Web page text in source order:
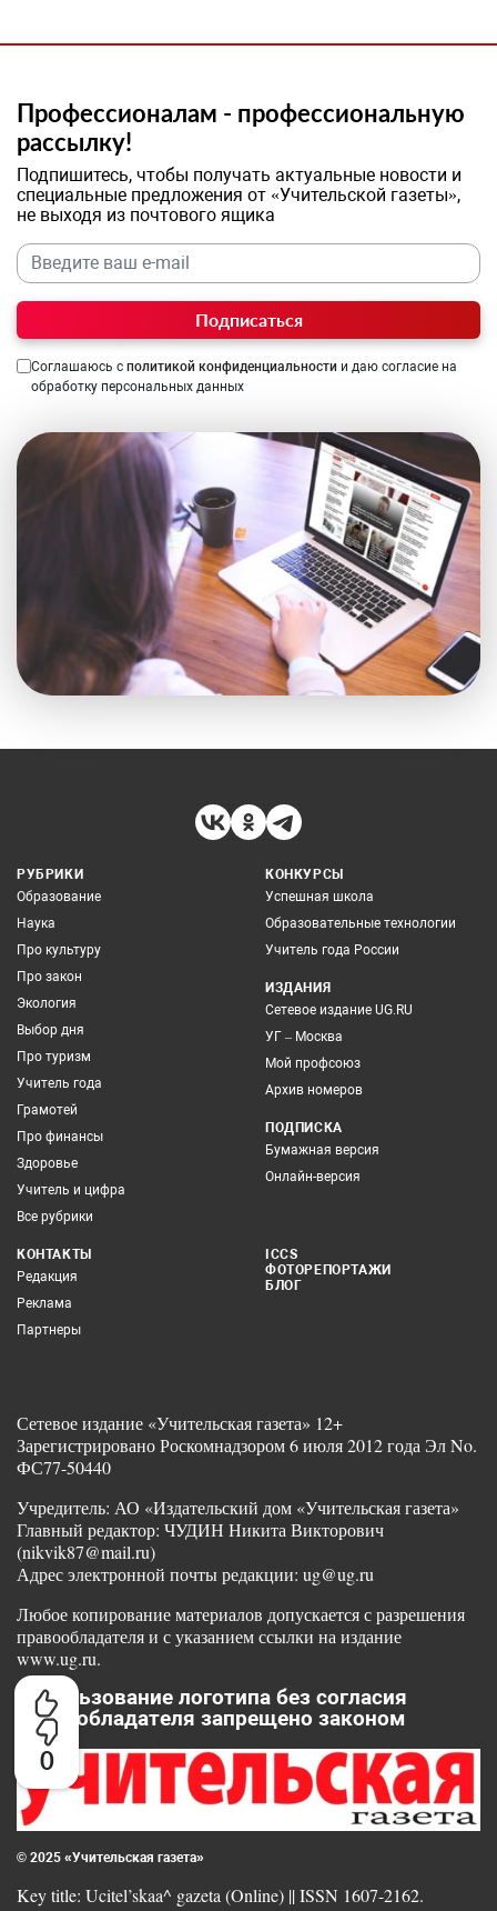
0
Профессионалам - профессиональную
рассылку!
Подпишитесь, чтобы получать актуальные новости и
специальные предложения от «Учительской газеты»,
не выходя из почтового ящика
Подписаться
Соглашаюсь с политикой конфиденциальности и даю согласие на
обработку персональных данных
РУБРИКИ
Образование
Наука
Про культуру
Про закон
Экология
Выбор дня
Про туризм
Учитель года
Грамотей
Про финансы
Здоровье
Учитель и цифра
Все рубрики
КОНКУРСЫ
Успешная школа
Образовательные технологии
Учитель года России
ИЗДАНИЯ
Сетевое издание UG.RU
УГ – Москва
Мой профсоюз
Архив номеров
ПОДПИСКА
Бумажная версия
Онлайн-версия
КОНТАКТЫ
Редакция
Реклама
Партнеры
ICCS
ФОТОРЕПОРТАЖИ
БЛОГ
Сетевое издание «Учительская газета» 12+
Зарегистрировано Роскомнадзором 6 июля 2012 года Эл No.
ФС77-50440
Учредитель: АО «Издательский дом «Учительская газета»
Главный редактор: ЧУДИН Никита Викторович
(nikvik87@mail.ru)
Адрес электронной почты редакции: ug@ug.ru
Любое копирование материалов допускается с разрешения
правообладателя и с указанием ссылки на издание
www.ug.ru.
Использование логотипа без согласия
правообладателя запрещено законом
© 2025 «Учительская газета»
Key title: Ucitel’skaa^ gazeta (Online) || ISSN 1607-2162.